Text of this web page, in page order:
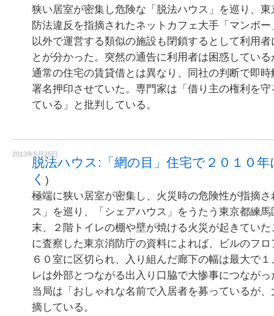
狭い居室が密集し危険な「脱法ハウス」を巡り、
防法違反を指摘されたネットカフェ大手「マンボ
以外で運営する類似の施設も閉鎖するとして利用
とが分かった。突然の通告に利用者は困惑してい
通常の住宅の賃貸借とは異なり、同社の判断で即
署名押印させていた。専門家は「借り主の権利を
ている」と批判している。
2013年5月25日
脱法ハウス:「網の目」住宅で２０１０
く )
極端に狭い居室が密集し、火災時の危険性が指摘
ス」を巡り、「シェアハウス」をうたう東京都練
末、２階トイレの棚や壁が焼ける火災が起きてい
に査察した東京消防庁の資料によれば、ビルのフ
６０室に区切られ、入り組んだ廊下の幅は最大で
レは外部とつながる出入り口脇で大惨事につなが
当局は「おしゃれな名前で入居者を募っているが
摘している。